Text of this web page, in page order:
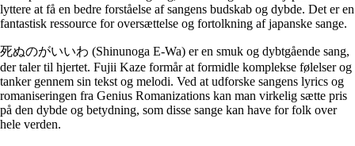
lyttere at få en bedre forståelse af sangens budskab og dybde. Det er en
fantastisk ressource for oversættelse og fortolkning af japanske sange.
死ぬのがいいわ (Shinunoga E-Wa) er en smuk og dybtgående sang,
der taler til hjertet. Fujii Kaze formår at formidle komplekse følelser og
tanker gennem sin tekst og melodi. Ved at udforske sangens lyrics og
romaniseringen fra Genius Romanizations kan man virkelig sætte pris
på den dybde og betydning, som disse sange kan have for folk over
hele verden.